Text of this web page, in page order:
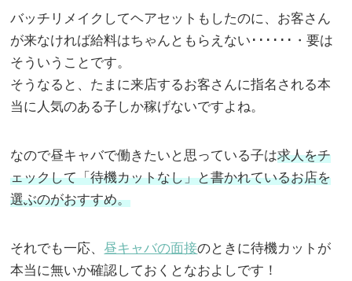
バッチリメイクしてヘアセットもしたのに、お客さん
が来なければ給料はちゃんともらえない･･････・要は
そういうことです。
そうなると、たまに来店するお客さんに指名される本
当に人気のある子しか稼げないですよね。
なので昼キャバで働きたいと思っている子は求人をチ
ェックして「待機カットなし」と書かれているお店を
選ぶのがおすすめ。
それでも一応、 昼キャバの面接のときに待機カットが
本当に無いか確認しておくとなおよしです！